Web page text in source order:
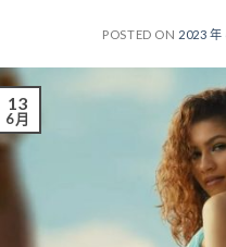
POSTED ON 2023 年
13
6 月